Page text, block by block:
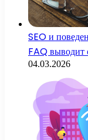
SEO и
FAQ выводит
04.03.2026